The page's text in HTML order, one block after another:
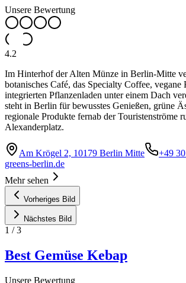
Unsere Bewertung
4.2
Im Hinterhof der Alten Münze in Berlin-Mitte
botanisches Café, das Specialty Coffee, vegane
integrierten Pflanzenladen unter einem Dach
steht in Berlin für bewusstes Genießen, grüne
regionale Produkte fernab der Touristenströme
Alexanderplatz.
Am Krögel 2, 10179 Berlin Mitte +49
greens-berlin.de
Mehr sehen
Vorheriges Bild
Nächstes Bild
1 /3
Best Gemüse Kebap
Unsere Bewertung